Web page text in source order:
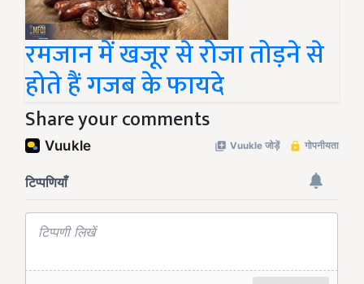
रमजान में खजूर से रोजा तोड़ने से
होते हैं गजब के फायदे
Share your comments